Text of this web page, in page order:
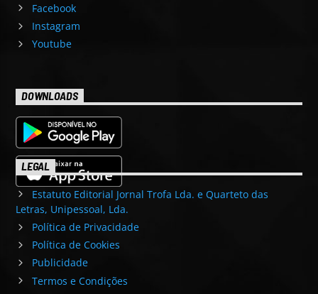
Facebook
Instagram
Youtube
DOWNLOADS
LEGAL
Estatuto Editorial Jornal Trofa Lda. e Quarteto das
Letras, Unipessoal, Lda.
Política de Privacidade
Política de Cookies
Publicidade
Termos e Condições